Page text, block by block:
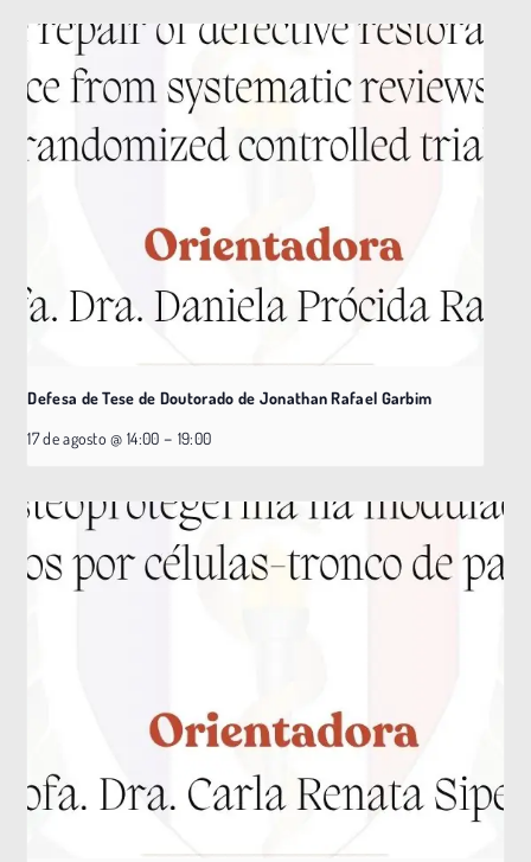
Defesa de Tese de Doutorado de Jonathan Rafael Garbim
17 de agosto @ 14:00 – 19:00